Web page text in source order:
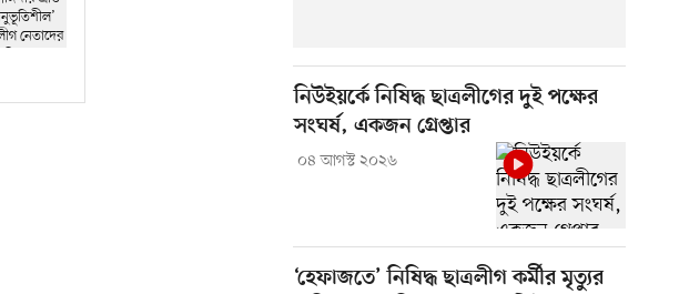
নিউইয়র্কে নিষিদ্ধ ছাত্রলীগের দুই পক্ষের
সংঘর্ষ, একজন গ্রেপ্তার
০৪ আগস্ট ২০২৬
‘হেফাজতে’ নিষিদ্ধ ছাত্রলীগ কর্মীর মৃত্যুর